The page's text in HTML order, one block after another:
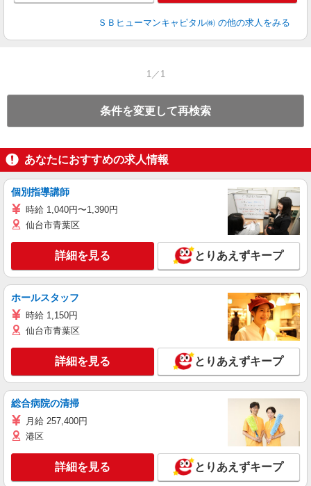
ＳＢヒューマンキャピタル㈱ の他の求人をみる
1／1
条件を変更して再検索
あなたにおすすめの求人情報
個別指導講師
時給 1,040円〜1,390円
仙台市青葉区
詳細を見る とりあえずキープ
ホールスタッフ
時給 1,150円
仙台市青葉区
詳細を見る とりあえずキープ
総合病院の清掃
月給 257,400円
港区
詳細を見る とりあえずキープ